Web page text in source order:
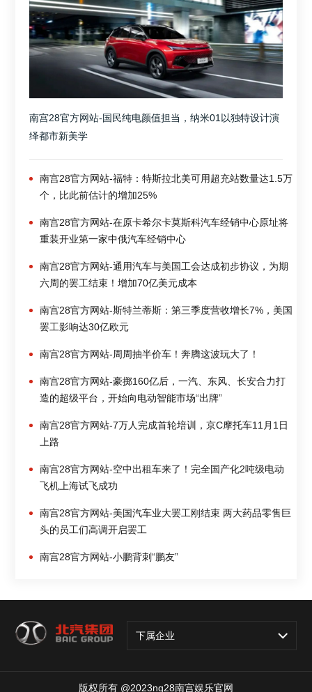
南宫28官方网站-国民纯电颜值担当，纳米01以独特设计演
绎都市新美学
南宫28官方网站-福特：特斯拉北美可用超充站数量达1.5万
个，比此前估计的增加25%
南宫28官方网站-在原卡希尔卡莫斯科汽车经销中心原址将
重装开业第一家中俄汽车经销中心
南宫28官方网站-通用汽车与美国工会达成初步协议，为期
六周的罢工结束！增加70亿美元成本
南宫28官方网站-斯特兰蒂斯：第三季度营收增长7%，美国
罢工影响达30亿欧元
南宫28官方网站-周周抽半价车！奔腾这波玩大了！
南宫28官方网站-豪掷160亿后，一汽、东风、长安合力打
造的超级平台，开始向电动智能市场“出牌”
南宫28官方网站-7万人完成首轮培训，京C摩托车11月1日
上路
南宫28官方网站-空中出租车来了！完全国产化2吨级电动
飞机上海试飞成功
南宫28官方网站-美国汽车业大罢工刚结束 两大药品零售巨
头的员工们高调开启罢工
南宫28官方网站-小鹏背刺“鹏友”
下属企业
版权所有 @2023ng28南宫娱乐官网